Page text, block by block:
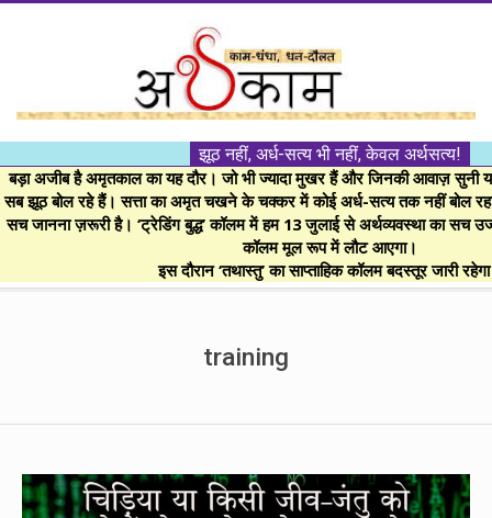
।।
अर्थकाम।।
BE
FINANCIALLY
झूठ नहीं, अर्ध-सत्य भी नहीं, केवल अर्थसत्य!
बड़ा अजीब है अमृतकाल का यह दौर। जो भी ज्यादा मुखर हैं और जिनकी आवाज़ सुनी
सब झूठ बोल रहे हैं। सत्ता का अमृत चखने के चक्कर में कोई अर्ध-सत्य तक नहीं बोल
सच जानना ज़रूरी है। ‘ट्रेडिंग बुद्ध’ कॉलम में हम 13 जुलाई से अर्थव्यवस्था का सच
कॉलम मूल रूप में लौट आएगा।
इस दौरान ‘तथास्तु’ का साप्ताहिक कॉलम बदस्तूर जारी
training